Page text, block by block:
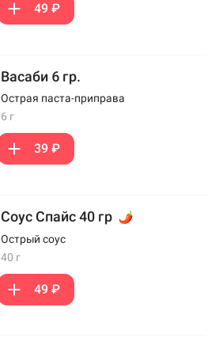
49 ₽
Васаби 6 гр.
Острая паста-приправа
6 г
39 ₽
Соус Спайс 40 гр
Острый соус
40 г
49 ₽